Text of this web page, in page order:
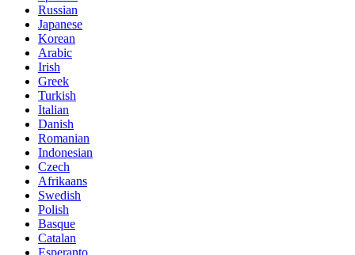
Russian
Japanese
Korean
Arabic
Irish
Greek
Turkish
Italian
Danish
Romanian
Indonesian
Czech
Afrikaans
Swedish
Polish
Basque
Catalan
Esperanto